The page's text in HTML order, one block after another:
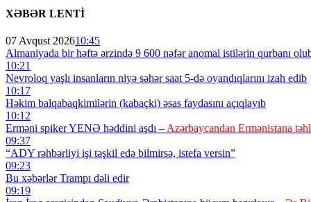
XƏBƏR LENTİ
07 Avqust 202610:45
Almaniyada bir həftə ərzində 9 600 nəfər anomal istilərin qurbanı
10:21
Nevroloq yaşlı insanların niyə səhər saat 5-də oyandıqlarını izah edib
10:17
Həkim balqabaqkimilərin (kabaçki) əsas faydasını açıqlayıb
10:12
Erməni spiker YENƏ həddini aşdı – Azərbaycandan Ermənistana
09:37
“ADY rəhbərliyi işi təşkil edə bilmirsə, istefa versin”
09:23
Bu xəbərlər Trampı dəli edir
09:19